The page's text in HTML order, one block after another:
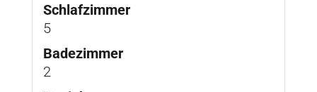
Schlafzimmer
5
Badezimmer
2